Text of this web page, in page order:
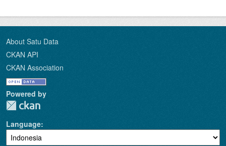
About Satu Data
CKAN API
CKAN Association
Powered by
Language